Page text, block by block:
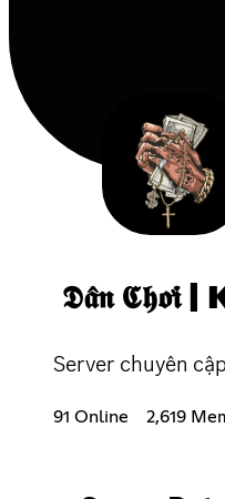
𝕯𝖆̂𝖓 𝕮𝖍𝖔̛𝖎
Server chuyên
91 Online 2,619